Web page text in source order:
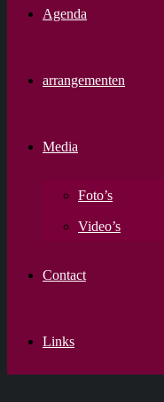
Agenda
arrangementen
Media
Foto’s
Video’s
Contact
Links